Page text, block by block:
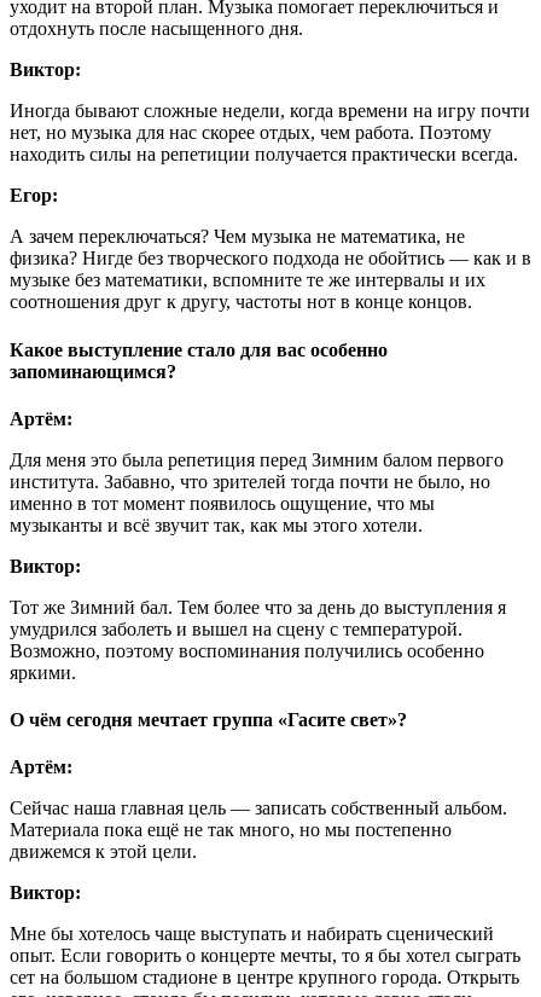
уходит на второй план. Музыка помогает переключиться и
отдохнуть после насыщенного дня.
Виктор:
Иногда бывают сложные недели, когда времени на игру почти
нет, но музыка для нас скорее отдых, чем работа. Поэтому
находить силы на репетиции получается практически всегда.
Егор:
А зачем переключаться? Чем музыка не математика, не
физика? Нигде без творческого подхода не обойтись — как и в
музыке без математики, вспомните те же интервалы и их
соотношения друг к другу, частоты нот в конце концов.
Какое выступление стало для вас особенно
запоминающимся?
Артём:
Для меня это была репетиция перед Зимним балом первого
института. Забавно, что зрителей тогда почти не было, но
именно в тот момент появилось ощущение, что мы
музыканты и всё звучит так, как мы этого хотели.
Виктор:
Тот же Зимний бал. Тем более что за день до выступления я
умудрился заболеть и вышел на сцену с температурой.
Возможно, поэтому воспоминания получились особенно
яркими.
О чём сегодня мечтает группа «Гасите свет»?
Артём:
Сейчас наша главная цель — записать собственный альбом.
Материала пока ещё не так много, но мы постепенно
движемся к этой цели.
Виктор:
Мне бы хотелось чаще выступать и набирать сценический
опыт. Если говорить о концерте мечты, то я бы хотел сыграть
сет на большом стадионе в центре крупного города. Открыть